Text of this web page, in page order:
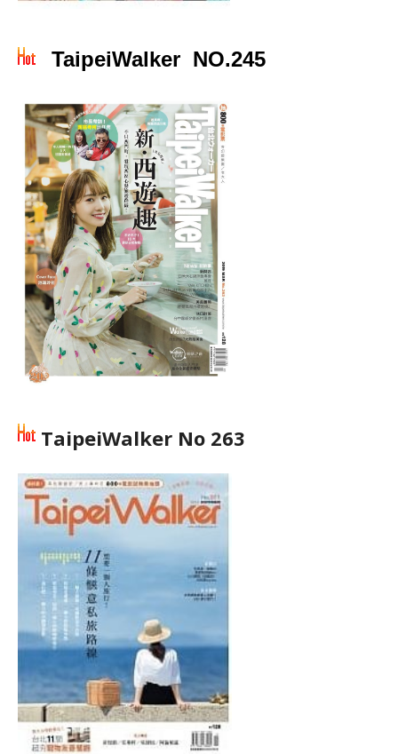
TaipeiWalker NO.245
TaipeiWalker No 263